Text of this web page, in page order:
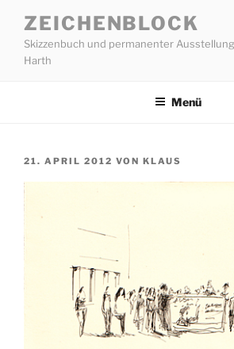
Inhalt
springen
ZEICHENBLOCK
Skizzenbuch und permanenter
Harth
Menü
VERÖFFENTLICHT
21. APRIL 2012 VON KLAUS